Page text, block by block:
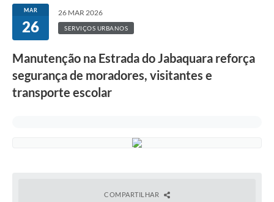
MAR
26
26 MAR 2026
SERVIÇOS URBANOS
Manutenção na Estrada do Jabaquara reforça
segurança de moradores, visitantes e
transporte escolar
COMPARTILHAR